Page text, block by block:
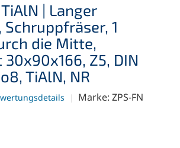
| Langer
1
die Mitte,
Z5, DIN
TiAlN, NR
Marke: ZPS-FN